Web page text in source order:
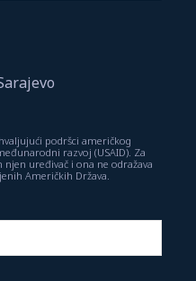
podršci američkog
razvoj (USAID). Za
njen uređivač i ona ne odražava
Američkih Država.